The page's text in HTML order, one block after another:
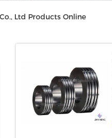
Ltd Products Online